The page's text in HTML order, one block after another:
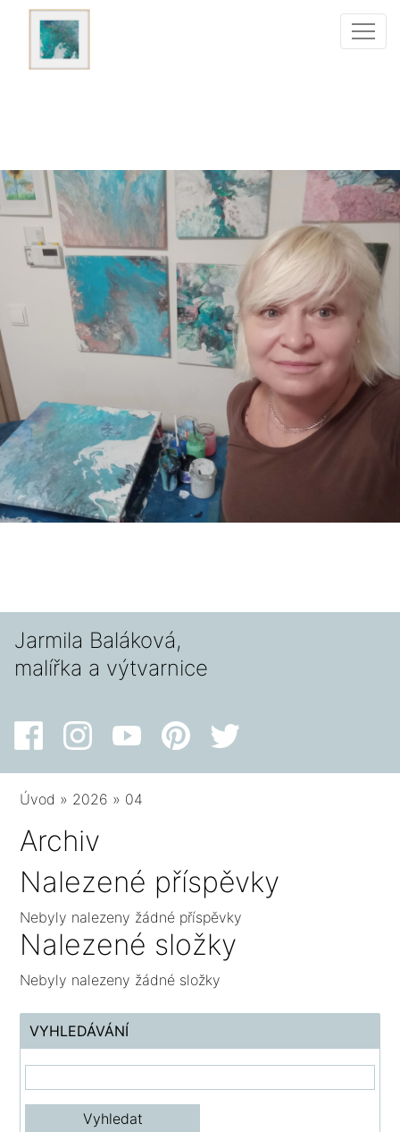
Jarmila Baláková,
malířka a výtvarnice
Úvod » 2026 » 04
Archiv
Nalezené příspěvky
Nebyly nalezeny žádné příspěvky
Nalezené složky
Nebyly nalezeny žádné složky
VYHLEDÁVÁNÍ